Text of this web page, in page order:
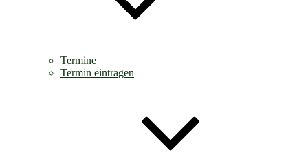
Termine
Termin eintragen